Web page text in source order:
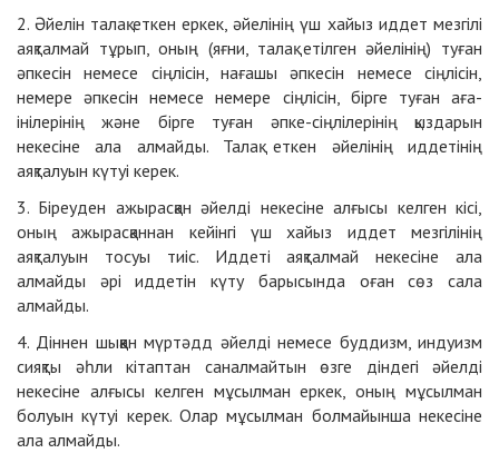
2. Әйелін талақ еткен еркек, әйелінің үш хайыз иддет мезгілі
аяқталмай тұрып, оның (яғни, талақ етілген әйелінің) туған
әпкесін немесе сіңлісін, нағашы әпкесін немесе сіңлісін,
немере әпкесін немесе немере сіңлісін, бірге туған аға-
інілерінің және бірге туған әпке-сіңлілерінің қыздарын
некесіне ала алмайды. Талақ еткен әйелінің иддетінің
аяқталуын күтуі керек.
3. Біреуден ажырасқан әйелді некесіне алғысы келген кісі,
оның ажырасқаннан кейінгі үш хайыз иддет мезгілінің
аяқталуын тосуы тиіс. Иддеті аяқталмай некесіне ала
алмайды әрі иддетін күту барысында оған сөз сала
алмайды.
4. Діннен шыққан мүртәдд әйелді немесе буддизм, индуизм
сияқты әһли кітаптан саналмайтын өзге діндегі әйелді
некесіне алғысы келген мұсылман еркек, оның мұсылман
болуын күтуі керек. Олар мұсылман болмайынша некесіне
ала алмайды.